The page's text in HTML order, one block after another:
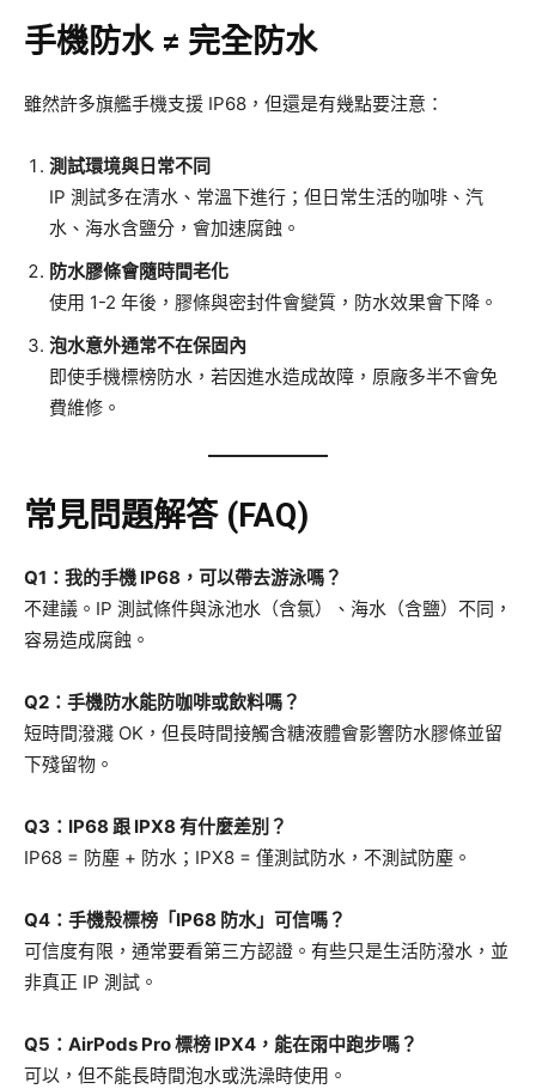
手機防水 ≠ 完全防水
雖然許多旗艦手機支援 IP68，但還是有幾點要注意：
測試環境與日常不同
IP 測試多在清水、常溫下進行；但日常生活的咖啡、汽
水、海水含鹽分，會加速腐蝕。
防水膠條會隨時間老化
使用 1-2 年後，膠條與密封件會變質，防水效果會下降。
泡水意外通常不在保固內
即使手機標榜防水，若因進水造成故障，原廠多半不會免
費維修。
常見問題解答 (FAQ)
Q1：我的手機 IP68，可以帶去游泳嗎？
不建議。IP 測試條件與泳池水（含氯）、海水（含鹽）不同，
容易造成腐蝕。
Q2：手機防水能防咖啡或飲料嗎？
短時間潑濺 OK，但長時間接觸含糖液體會影響防水膠條並留
下殘留物。
Q3：IP68 跟 IPX8 有什麼差別？
IP68 = 防塵 + 防水；IPX8 = 僅測試防水，不測試防塵。
Q4：手機殼標榜「IP68 防水」可信嗎？
可信度有限，通常要看第三方認證。有些只是生活防潑水，並
非真正 IP 測試。
Q5：AirPods Pro 標榜 IPX4，能在雨中跑步嗎？
可以，但不能長時間泡水或洗澡時使用。